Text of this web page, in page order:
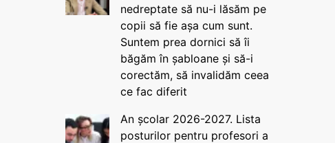
nedreptate să nu-i lăsăm pe
copii să fie așa cum sunt.
Suntem prea dornici să îi
băgăm în șabloane și să-i
corectăm, să invalidăm ceea
ce fac diferit
An școlar 2026-2027. Lista
posturilor pentru profesori a